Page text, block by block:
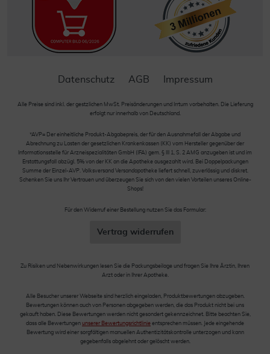
Datenschutz AGB Impressum
Alle Preise sind inkl. der gestzlichen MwSt. Preisänderungen und Irrtum vorbehalten. Die Lieferung
erfolgt nur innerhalb von Deutschland.
*AVP= Der einheitliche Produkt-Abgabepreis, der für den Ausnahmefall der Abgabe und
Abrechnung zu Lasten der gesetzlichen Krankenkassen (KK) vom Hersteller gegenüber der
Informationsstelle für Arzneispezialitäten GmbH (IFA) gem. § III 1, S. 2 AMG anzugeben ist und im
Erstattungsfall abzügl. 5% von der KK an die Apotheke ausgezahlt wird. Bei Doppelpackungen
Summe der Einzel-AVP. Volksversand Versandapotheke liefert schnell, zuverlässig und diskret.
Schenken Sie uns Ihr Vertrauen und überzeugen Sie sich von den vielen Vorteilen unseres Online-
Shops!
Für den Widerruf einer Bestellung nutzen Sie das Formular:
Vertrag widerrufen
Zu Risiken und Nebenwirkungen lesen Sie die Packungsbeilage und fragen Sie Ihre Ärztin, Ihren
Arzt oder in Ihrer Apotheke.
Alle Besucher unserer Webseite sind herzlich eingeladen, Produktbewertungen abzugeben.
Bewertungen können auch von Personen abgegeben werden, die das Produkt nicht bei uns
gekauft haben. Diese Bewertungen werden nicht gesondert gekennzeichnet. Bitte beachten Sie,
dass alle Bewertungen unserer Bewertungsrichtlinie entsprechen müssen. Jede eingehende
Bewertung wird einer sorgfältigen manuellen Authentizitätskontrolle unterzogen und kann
gegebenfalls abgelehnt oder gelöscht werden.